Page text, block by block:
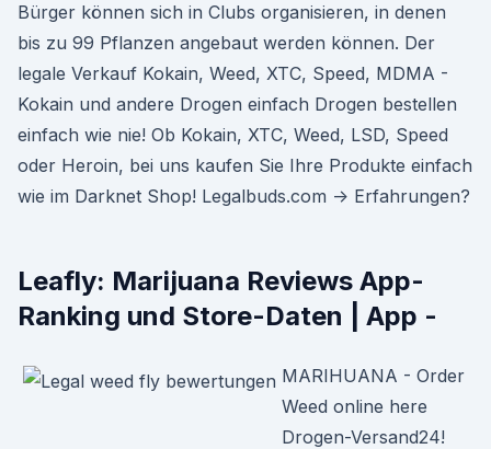
Bürger können sich in Clubs organisieren, in denen
bis zu 99 Pflanzen angebaut werden können. Der
legale Verkauf Kokain, Weed, XTC, Speed, MDMA -
Kokain und andere Drogen einfach Drogen bestellen
einfach wie nie! Ob Kokain, XTC, Weed, LSD, Speed
oder Heroin, bei uns kaufen Sie Ihre Produkte einfach
wie im Darknet Shop! Legalbuds.com -> Erfahrungen?
Leafly: Marijuana Reviews App-
Ranking und Store-Daten | App -
MARIHUANA - Order
Weed online here
Drogen-Versand24!